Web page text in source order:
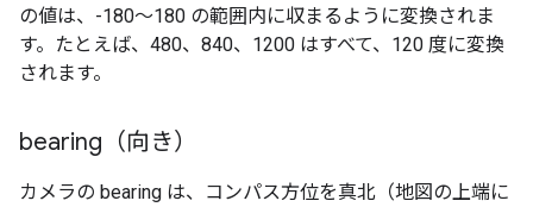
の値は、-180～180 の範囲内に収まるように変換されま
す。たとえば、480、840、1200 はすべて、120 度に変換
されます。
bearing（向き）
カメラの bearing は、コンパス方位を真北（地図の上端に